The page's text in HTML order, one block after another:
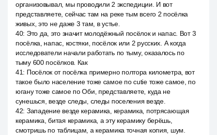
организовывал, мы проводили 2 экспедиции. И вот
представляете, сейчас там на реке тым всего 2 посёлка
живых, это не даже 3 там, в устье.
40: Это да, это значит молодёжный посёлок и напас. Вот 3
посёлка, напас, костяки, посёлок или 2 русских. А когда
исследователи начали работать по тыму, оказалось по
тыму 600 посёлков. Как
41: Посёлок от посёлка примерно полтора километра, вот
такое было население тоже самое по cutie тоже самое, по
югану тоже самое по Оби, представляете, куда не
сунешься, везде следы, следы поселения везде.
42: Западение везде керамика, керамика, потрясающая
керамика, битая керамика, а эту керамику берёшь,
смотришь по таблицам, а керамика точная копия, шум.